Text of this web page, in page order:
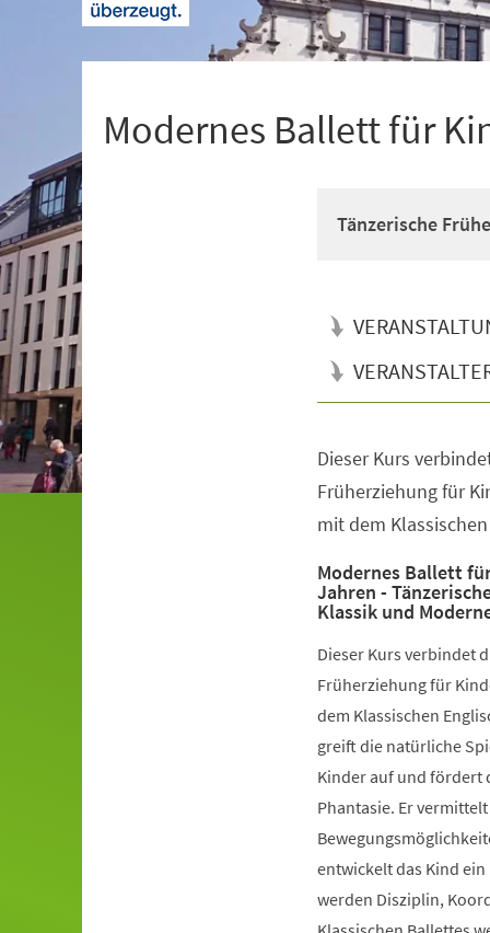
Modernes Ballett für
Tänzerische
Dieser Kurs
Früherziehung für
mit dem
Modernes Ballett
Jahren -
Klassik und
Dieser Kurs verbindet
Früherziehung für
dem Klassischen
greift die natürliche
Kinder auf und fördert
Phantasie. Er
entwickelt das Kind
werden Disziplin,